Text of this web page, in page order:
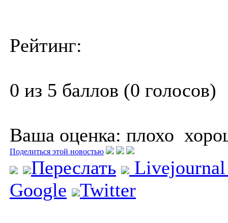
Рейтинг:
0 из 5 баллов (0 голосов)
Ваша оценка: плохо
Поделиться этой новостью
Переслать
Google
Twitter